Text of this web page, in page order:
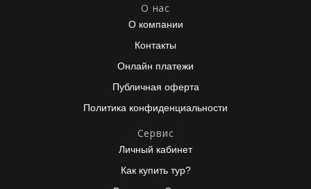
О нас
О компании
Контакты
Онлайн платежи
Публичная оферта
Политика конфиденциальности
Сервис
Личный кабинет
Как купить тур?